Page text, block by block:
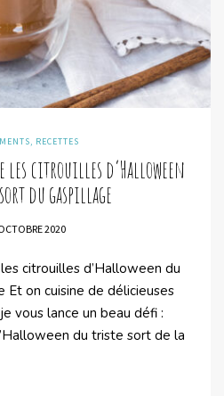
, RECETTES
les citrouilles d’Halloween
du gaspillage
2020
citrouilles d’Halloween du
on cuisine de délicieuses
vous lance un beau défi :
du triste sort de la